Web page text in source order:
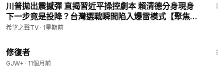
川普拋出震撼彈 直揭習近平操控劇本 賴清德分身現身
下一步竟是投降？台灣選戰瞬間陷入爆雷模式【聚焦臺
灣】
希望之聲TV · 1星期前
修復者
GJW+ · 11個月前